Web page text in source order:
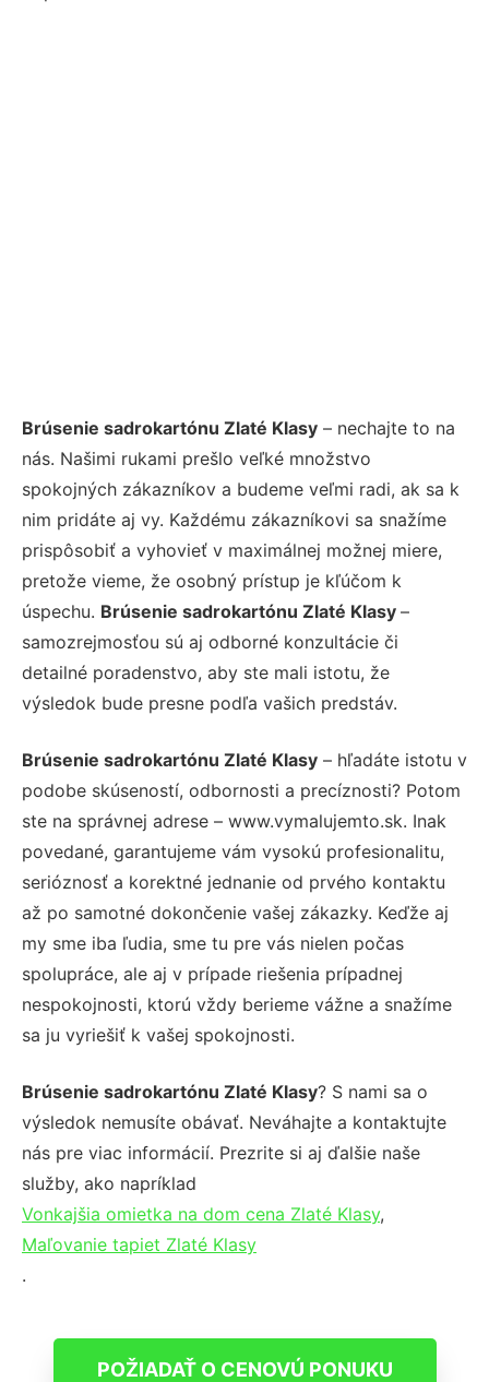
Brúsenie sadrokartónu Zlaté Klasy – nechajte to na
nás. Našimi rukami prešlo veľké množstvo
spokojných zákazníkov a budeme veľmi radi, ak sa k
nim pridáte aj vy. Každému zákazníkovi sa snažíme
prispôsobiť a vyhovieť v maximálnej možnej miere,
pretože vieme, že osobný prístup je kľúčom k
úspechu. Brúsenie sadrokartónu Zlaté Klasy –
samozrejmosťou sú aj odborné konzultácie či
detailné poradenstvo, aby ste mali istotu, že
výsledok bude presne podľa vašich predstáv.
Brúsenie sadrokartónu Zlaté Klasy – hľadáte istotu v
podobe skúseností, odbornosti a precíznosti? Potom
ste na správnej adrese – www.vymalujemto.sk. Inak
povedané, garantujeme vám vysokú profesionalitu,
serióznosť a korektné jednanie od prvého kontaktu
až po samotné dokončenie vašej zákazky. Keďže aj
my sme iba ľudia, sme tu pre vás nielen počas
spolupráce, ale aj v prípade riešenia prípadnej
nespokojnosti, ktorú vždy berieme vážne a snažíme
sa ju vyriešiť k vašej spokojnosti.
Brúsenie sadrokartónu Zlaté Klasy? S nami sa o
výsledok nemusíte obávať. Neváhajte a kontaktujte
nás pre viac informácií. Prezrite si aj ďalšie naše
služby, ako napríklad
Vonkajšia omietka na dom cena Zlaté Klasy,
Maľovanie tapiet Zlaté Klasy
.
POŽIADAŤ O CENOVÚ PONUKU